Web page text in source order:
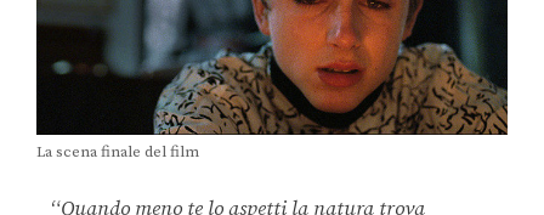
La scena finale del film
“Quando meno te lo aspetti la natura trova